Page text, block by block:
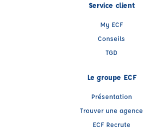
Service client
My ECF
Conseils
TGD
Le groupe ECF
Présentation
Trouver une agence
ECF Recrute